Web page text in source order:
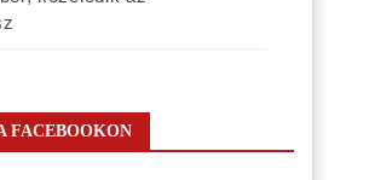
FACEBOOKON